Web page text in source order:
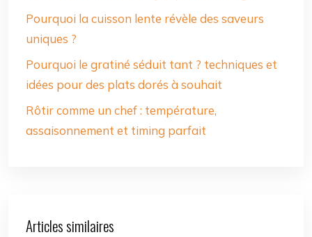
Pourquoi la cuisson lente révèle des saveurs
uniques ?
Pourquoi le gratiné séduit tant ? techniques et
idées pour des plats dorés à souhait
Rôtir comme un chef : température,
assaisonnement et timing parfait
Articles similaires